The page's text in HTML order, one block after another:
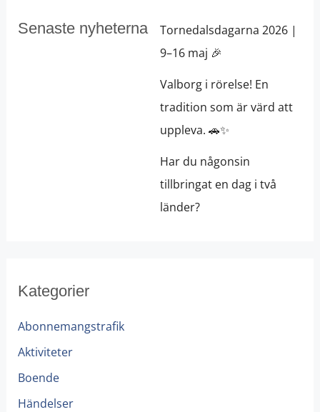
Senaste nyheterna
Tornedalsdagarna 2026 |
9–16 maj 🎉
Valborg i rörelse! En
tradition som är värd att
uppleva. 🚗✨
Har du någonsin
tillbringat en dag i två
länder?
Kategorier
Abonnemangstrafik
Aktiviteter
Boende
Händelser